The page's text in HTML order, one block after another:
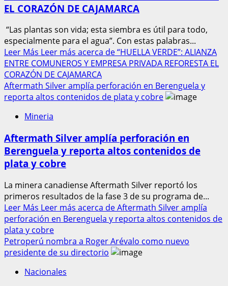
EL CORAZÓN DE CAJAMARCA
“Las plantas son vida; esta siembra es útil para todo,
especialmente para el agua”. Con estas palabras...
Leer Más Leer más acerca de “HUELLA VERDE”: ALIANZA
ENTRE COMUNEROS Y EMPRESA PRIVADA REFORESTA EL
CORAZÓN DE CAJAMARCA
Aftermath Silver amplía perforación en Berenguela y
reporta altos contenidos de plata y cobre
Mineria
Aftermath Silver amplía perforación en
Berenguela y reporta altos contenidos de
plata y cobre
La minera canadiense Aftermath Silver reportó los
primeros resultados de la fase 3 de su programa de...
Leer Más Leer más acerca de Aftermath Silver amplía
perforación en Berenguela y reporta altos contenidos de
plata y cobre
Petroperú nombra a Roger Arévalo como nuevo
presidente de su directorio
Nacionales